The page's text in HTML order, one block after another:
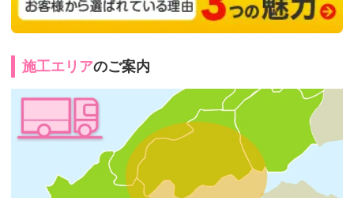
施工エリアのご案内